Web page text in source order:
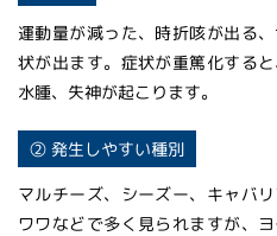
運動量が減った、時折咳が出る
状が出ます。症状が重篤化する
水腫、失神が起こります。
② 発生しやすい種別
マルチーズ、シーズー、キャバ
ワワなどで多く見られますが、